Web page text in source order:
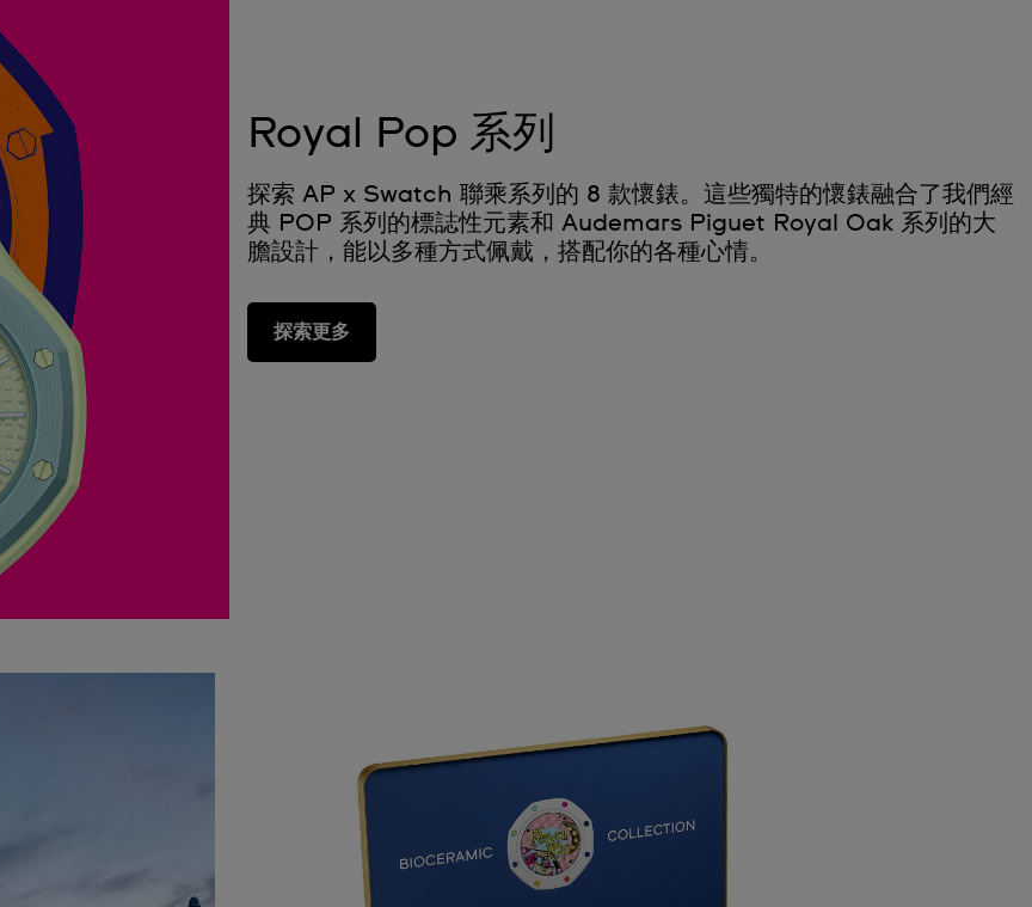
Royal Pop 系列
探索 AP x Swatch 聯乘系列的 8 款懷錶。這些獨特的懷錶融合了我們經
典 POP 系列的標誌性元素和 Audemars Piguet Royal Oak 系列的大
膽設計，能以多種方式佩戴，搭配你的各種心情。
探索更多